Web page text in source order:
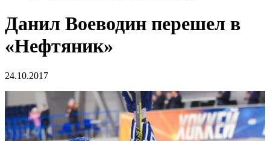
Данил Воеводин перешел в
«Нефтяник»
24.10.2017